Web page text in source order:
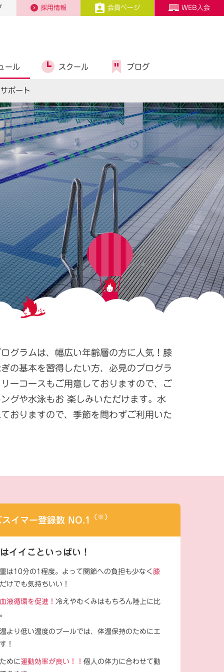
採用情報 会員ページ WEB入会
ール
ポート
スクール ブログ
グラムは、幅広い年齢層の方に人気！膝
の基本を習得したい方、必見のプログラ
ーコースもご用意しておりますので、ご
グや水泳もお 楽しみいただけます。水
おりますので、季節を問わずご利用いた
イマー登録数 NO.1 （※）
イイこといっぱい！
は10分の1程度。よって関節への負担も少なく 膝
けでも気持ちいい！
血液循環を促進！ 冷えやむくみはもちろん陸上に比
より低い温度のプールでは、体温保持のためにエ
！
めに運動効率が良い！！ 個人の体力に合わせて動